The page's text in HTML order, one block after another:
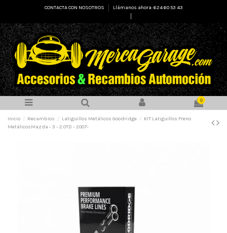
CONTACTA CON NOSOTROS
Llámanos ahora: 624 60 53 43
0
Inicio Recambios Latiguillos Metálicos Goodridge
KIT Latiguillos Freno
MetálicosMazda - 3 - 2.0TD - 2007-